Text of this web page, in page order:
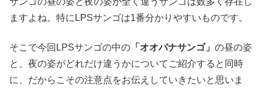
ますよね。特にLPSサンゴは1番分かりやすいものです。
そこで今回LPSサンゴの中の 「オオバナサンゴ」 の昼の姿
と、夜の姿がどれだけ違うかについてご紹介すると同時
に、だからこその注意点をお伝えしていきたいと思いま